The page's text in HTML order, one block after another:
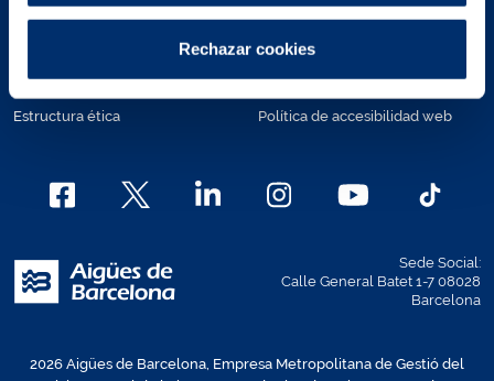
Rechazar cookies
Política de Cookies
Estructura ética
Mapa Web
Política de accesibilidad web
Sede Social:
Calle General Batet 1-7 08028
Barcelona
2026 Aigües de Barcelona, Empresa Metropolitana de Gestió del